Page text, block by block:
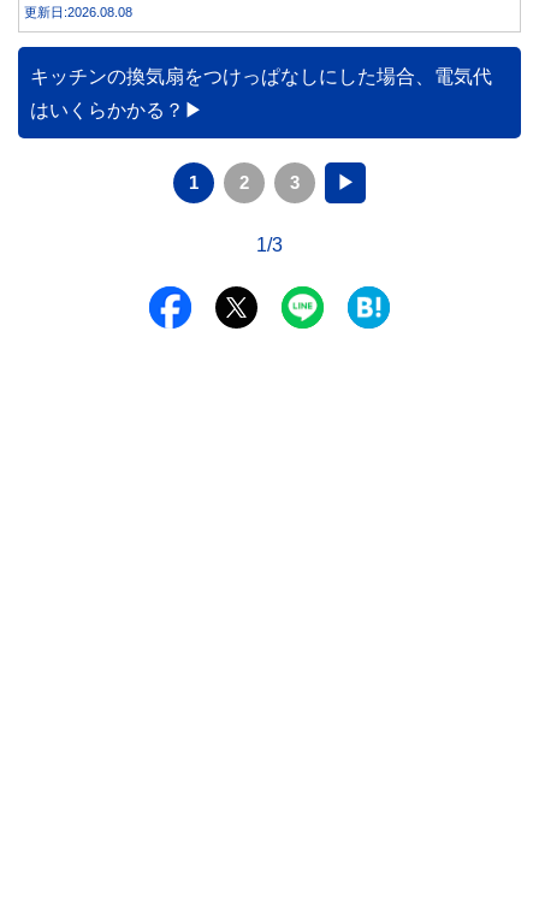
更新日:2026.08.08
キッチンの換気扇をつけっぱなしにした場合、電気代
はいくらかかる？
1 2 3 ▶
1/3